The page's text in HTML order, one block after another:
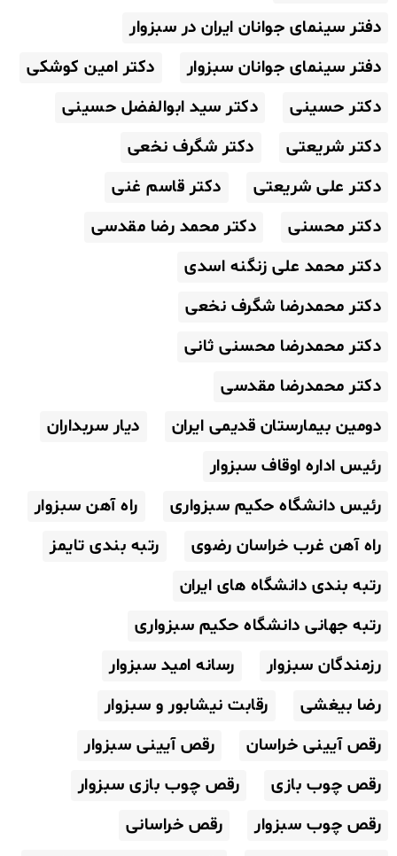
دفتر سینمای جوانان ایران در سبزوار
دفتر سینمای جوانان سبزوار
دکتر امین کوشکی
دکتر حسینی
دکتر سید ابوالفضل حسینی
دکتر شریعتی
دکتر شگرف نخعی
دکتر علی شریعتی
دکتر قاسم غنی
دکتر محسنی
دکتر محمد رضا مقدسی
دکتر محمد علی زنگنه اسدی
دکتر محمدرضا شگرف نخعی
دکتر محمدرضا محسنی ثانی
دکتر محمدرضا مقدسی
دومین بیمارستان قدیمی ایران
دیار سربداران
رئیس اداره اوقاف سبزوار
رئیس دانشگاه حکیم سبزواری
راه آهن سبزوار
راه آهن غرب خراسان رضوی
رتبه بندی تایمز
رتبه بندی دانشگاه های ایران
رتبه جهانی دانشگاه حکیم سبزواری
رزمندگان سبزوار
رسانه امید سبزوار
رضا بیغشی
رقابت نیشابور و سبزوار
رقص آیینی خراسان
رقص آیینی سبزوار
رقص چوب بازی
رقص چوب بازی سبزوار
رقص چوب سبزوار
رقص خراسانی